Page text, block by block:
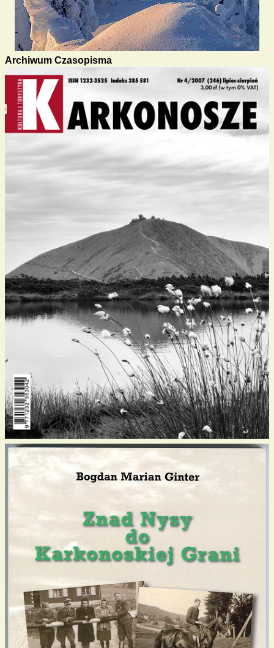
Archiwum Czasopisma